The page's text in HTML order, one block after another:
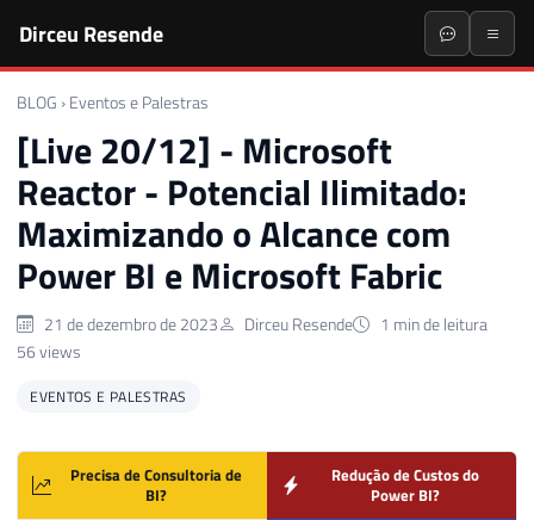
Dirceu Resende
BLOG › Eventos e Palestras
[Live 20/12] - Microsoft
Reactor - Potencial Ilimitado:
Maximizando o Alcance com
Power BI e Microsoft Fabric
21 de dezembro de 2023 Dirceu Resende
1 min de leitura
56 views
EVENTOS E PALESTRAS
Precisa de Consultoria de
BI?
Redução de Custos do
Power BI?